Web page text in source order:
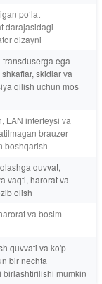
po‘lat
darajasidagi
dizayni
ega
skidlar va
qilish uchun mos
LAN interfeysi va
brauzer
boshqarish
quvvat,
vaqti, harorat va
olish
va bosim
quvvati va ko'p
bir nechta
birlashtirilishi mumkin